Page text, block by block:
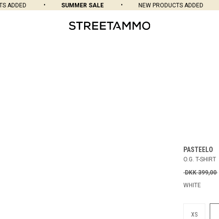
SUMMER SALE NEW PRODUCTS ADDED
PASTEELO
O.G. T-SHIRT
DKK 399,00
WHITE
XS